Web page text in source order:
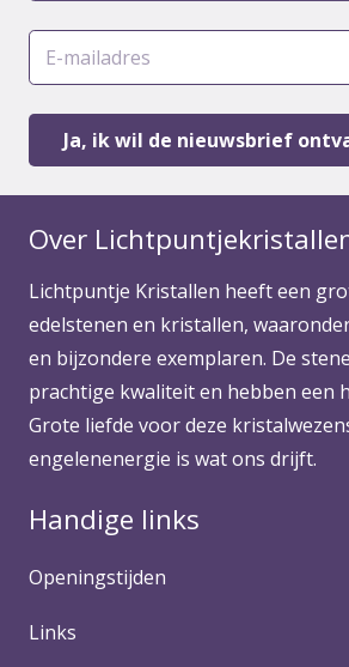
Over
Lichtpuntje Kristallen heeft een
edelstenen en kristallen,
en bijzondere exemplaren. De
prachtige kwaliteit en hebben een
Grote liefde voor deze
engelenenergie is wat ons drijft.
Handige links
Openingstijden
Links